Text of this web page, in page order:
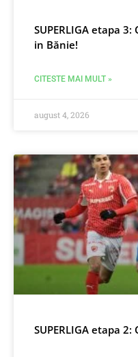
SUPERLIGA etapa
in Bănie!
CITESTE MAI MULT »
august 4, 2026
SUPERLIGA etapa